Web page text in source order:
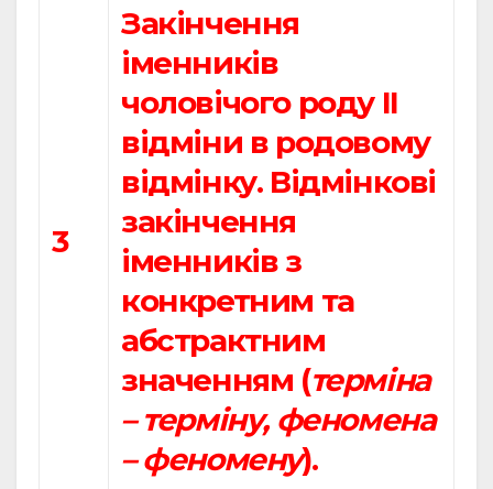
3
Закінчення
іменників
чоловічого роду ІІ
відміни в родовому
відмінку. Відмінкові
закінчення
іменників з
конкретним та
абстрактним
значенням (терміна
– терміну, феномена
– феномену).